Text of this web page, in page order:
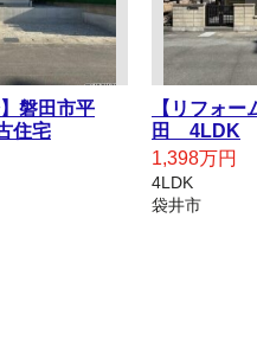
磐田市平
住宅
【リフォ
田 4LDK
1,398万円
4LDK
袋井市